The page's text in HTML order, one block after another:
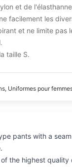
et de
facilement les
et ne limite pas
taille S.
, Uniformes pour
pants with a
the highest quality